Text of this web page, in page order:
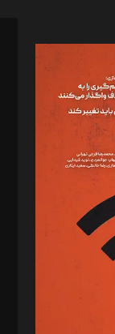
سروش کرمیان،
فتحی